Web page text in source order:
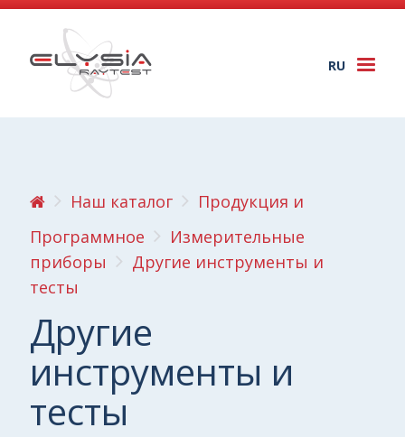
RU
Наш каталог
Продукция и
Программное
Измерительные
приборы
Другие инструменты и
тесты
Другие
инструменты и
тесты